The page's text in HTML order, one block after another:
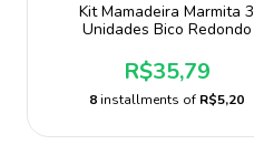
Kit Mamadeira Marmita 3
Unidades Bico Redondo
R$35,79
8 installments of R$5,20